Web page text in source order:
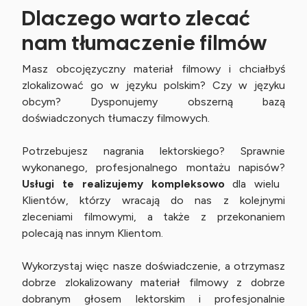
Dlaczego warto zlecać
nam tłumaczenie filmów
Masz obcojęzyczny materiał filmowy i chciałbyś
zlokalizować go w języku polskim? Czy w języku
obcym? Dysponujemy obszerną bazą
doświadczonych tłumaczy filmowych.
Potrzebujesz nagrania lektorskiego? Sprawnie
wykonanego, profesjonalnego montażu napisów?
Usługi te realizujemy kompleksowodla wielu
Klientów, którzy wracają do nas z kolejnymi
zleceniami filmowymi, a także z przekonaniem
polecają nas innym Klientom.
Wykorzystaj więc nasze doświadczenie, a otrzymasz
dobrze zlokalizowany materiał filmowy z dobrze
dobranym głosem lektorskim i profesjonalnie